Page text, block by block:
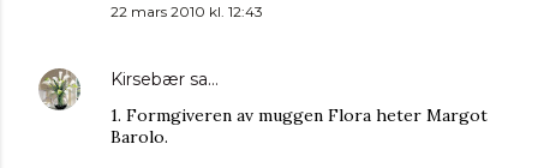
22 mars 2010 kl. 12:43
Kirsebær sa…
1. Formgiveren av muggen Flora heter Margot
Barolo.